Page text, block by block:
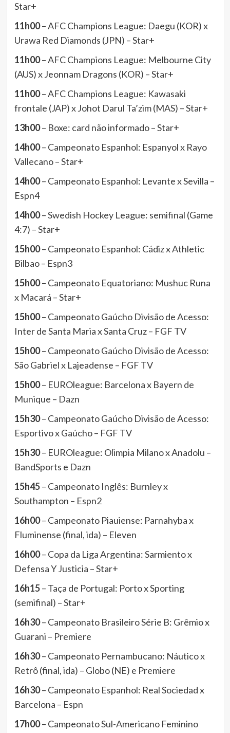
Star+
11h00– AFC Champions League: Daegu (KOR) x
Urawa Red Diamonds (JPN) – Star+
11h00– AFC Champions League: Melbourne City
(AUS) x Jeonnam Dragons (KOR) – Star+
11h00– AFC Champions League: Kawasaki
frontale (JAP) x Johot Darul Ta’zim (MAS) – Star+
13h00– Boxe: card não informado – Star+
14h00– Campeonato Espanhol: Espanyol x Rayo
Vallecano – Star+
14h00– Campeonato Espanhol: Levante x Sevilla –
Espn4
14h00– Swedish Hockey League: semifinal (Game
4:7) – Star+
15h00– Campeonato Espanhol: Cádiz x Athletic
Bilbao – Espn3
15h00– Campeonato Equatoriano: Mushuc Runa
x Macará – Star+
15h00– Campeonato Gaúcho Divisão de Acesso:
Inter de Santa Maria x Santa Cruz – FGF TV
15h00– Campeonato Gaúcho Divisão de Acesso:
São Gabriel x Lajeadense – FGF TV
15h00– EUROleague: Barcelona x Bayern de
Munique – Dazn
15h30– Campeonato Gaúcho Divisão de Acesso:
Esportivo x Gaúcho – FGF TV
15h30– EUROleague: Olimpia Milano x Anadolu –
BandSports e Dazn
15h45– Campeonato Inglês: Burnley x
Southampton – Espn2
16h00– Campeonato Piauiense: Parnahyba x
Fluminense (final, ida) – Eleven
16h00– Copa da Liga Argentina: Sarmiento x
Defensa Y Justicia – Star+
16h15– Taça de Portugal: Porto x Sporting
(semifinal) – Star+
16h30– Campeonato Brasileiro Série B: Grêmio x
Guarani – Premiere
16h30– Campeonato Pernambucano: Náutico x
Retrô (final, ida) – Globo (NE) e Premiere
16h30– Campeonato Espanhol: Real Sociedad x
Barcelona – Espn
17h00– Campeonato Sul-Americano Feminino